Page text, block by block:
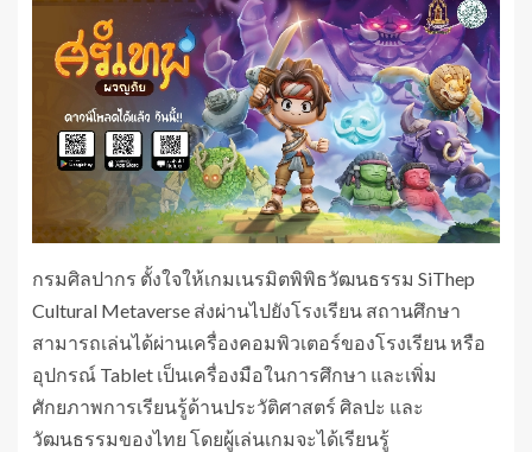
กรมศิลปากร ตั้งใจให้เกมเนรมิตพิพิธวัฒนธรรม SiThep
Cultural Metaverse ส่งผ่านไปยังโรงเรียน สถานศึกษา
สามารถเล่นได้ผ่านเครื่องคอมพิวเตอร์ของโรงเรียน หรือ
อุปกรณ์ Tablet เป็นเครื่องมือในการศึกษา และเพิ่ม
ศักยภาพการเรียนรู้ด้านประวัติศาสตร์ ศิลปะ และ
วัฒนธรรมของไทย โดยผู้เล่นเกมจะได้เรียนรู้